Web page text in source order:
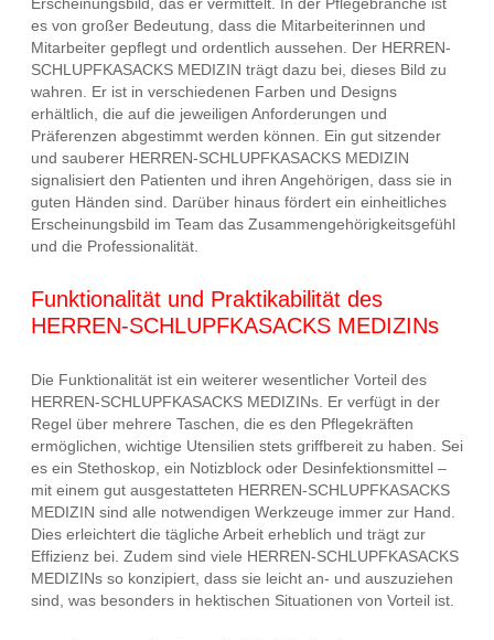
es von großer Bedeutung, dass die Mitarbeiterinnen und
Mitarbeiter gepflegt und ordentlich aussehen. Der HERREN-
SCHLUPFKASACKS MEDIZIN trägt dazu bei, dieses Bild zu
wahren. Er ist in verschiedenen Farben und Designs
erhältlich, die auf die jeweiligen Anforderungen und
Präferenzen abgestimmt werden können. Ein gut sitzender
und sauberer HERREN-SCHLUPFKASACKS MEDIZIN
signalisiert den Patienten und ihren Angehörigen, dass sie in
guten Händen sind. Darüber hinaus fördert ein einheitliches
Erscheinungsbild im Team das Zusammengehörigkeitsgefühl
und die Professionalität.
Funktionalität und Praktikabilität des
HERREN-SCHLUPFKASACKS MEDIZINs
Die Funktionalität ist ein weiterer wesentlicher Vorteil des
HERREN-SCHLUPFKASACKS MEDIZINs. Er verfügt in der
Regel über mehrere Taschen, die es den Pflegekräften
ermöglichen, wichtige Utensilien stets griffbereit zu haben. Sei
es ein Stethoskop, ein Notizblock oder Desinfektionsmittel –
mit einem gut ausgestatteten HERREN-SCHLUPFKASACKS
MEDIZIN sind alle notwendigen Werkzeuge immer zur Hand.
Dies erleichtert die tägliche Arbeit erheblich und trägt zur
Effizienz bei. Zudem sind viele HERREN-SCHLUPFKASACKS
MEDIZINs so konzipiert, dass sie leicht an- und auszuziehen
sind, was besonders in hektischen Situationen von Vorteil ist.